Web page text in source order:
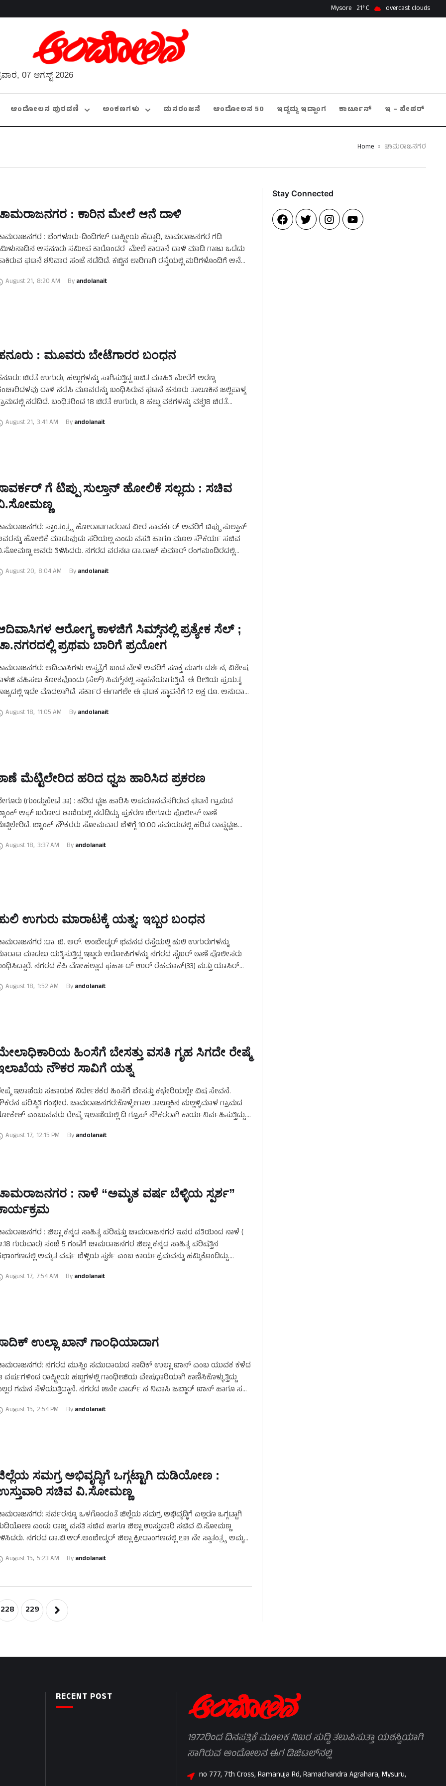
Mysore 21 overcast clouds
07 ಆಗಸ್ಟ್ 2026
ಆಂದೋಲನ ಪುರವಣಿ ಅಂಕಣಗಳು ಮನರಂಜನೆ ಆಂದೋಲನ 50 ಇದ್ದದ್ದು ಇದ್ಹಾಂಗ ಕಾರ್ಟೂನ್ ಇ – ಪೇಪರ್
Home ಚಾಮರಾಜನಗರ
: ಕಾರಿನ ಮೇಲೆ ಆನೆ ದಾಳಿ
: ಬೆಂಗಳೂರು-ದಿಂಡಿಗಲ್ ರಾಷ್ಟ್ರೀಯ ಹೆದ್ದಾರಿ, ಚಾಮರಾಜನಗರ ಗಡಿ
ಆಸನೂರು ಸಮೀಪ ಕಾರೊಂದರ ಮೇಲೆ ಕಾಡಾನೆ ದಾಳಿ ಮಾಡಿ ಗಾಜು ಒಡೆದು
ಘಟನೆ ಶನಿವಾರ ಸಂಜೆ ನಡೆದಿದೆ. ಕಬ್ಬಿನ ಲಾರಿಗಾಗಿ ರಸ್ತೆಯಲ್ಲಿ ಮರಿಗಳೊಂದಿಗೆ ಆನೆ
August 21, 8:20 AM By andolanait
: ಮೂವರು ಬೇಟೆಗಾರರ ಬಂಧನ
ಚಿರತೆ ಉಗುರು, ಹಲ್ಲುಗಳನ್ನು ಸಾಗಿಸುತ್ತಿದ್ದ ಖಚಿತ ಮಾಹಿತಿ ಮೇರೆಗೆ ಅರಣ್ಯ
ದಾಳಿ ನಡೆಸಿ ಮೂವರನ್ನು ಬಂಧಿಸಿರುವ ಘಟನೆ ಹನೂರು ತಾಲೂಕಿನ‌ ಜಲ್ಲಿಪಾಳ್ಯ
ನಡೆದಿದೆ. ಬಂಧಿತರಿಂದ 18 ಚಿರತೆ ಉಗುರು, 8 ಹಲ್ಲು ವಶಗಳನ್ನು ವಶ್ಪ18 ಚಿರತೆ
August 21, 3:41 AM By andolanait
ಗೆ ಟಿಪ್ಪು ಸುಲ್ತಾನ್ ಹೋಲಿಕೆ ಸಲ್ಲದು : ಸಚಿವ
ಸ್ವಾಂತಂತ್ರ್ಯ ಹೋರಾಟಗಾರರಾದ ವೀರ ಸಾವರ್ಕರ್ ಅವರಿಗೆ ಟಿಪ್ಪು ಸುಲ್ತಾನ್
ಹೋಲಿಕೆ ಮಾಡುವುದು ಸರಿಯಲ್ಲ ಎಂದು ವಸತಿ ಹಾಗೂ ಮೂಲ ಸೌಕರ್ಯ ಸಚಿವ
ಅವರು ತಿಳಿಸಿದರು. ನಗರದ ವರನಟ ಡಾ.ರಾಜ್ ಕುಮಾರ್ ರಂಗಮಂದಿರದಲ್ಲಿ
August 20, 8:04 AM By andolanait
ಆರೋಗ್ಯ ಕಾಳಜಿಗೆ ಸಿಮ್ಸ್​​ನಲ್ಲಿ ಪ್ರತ್ಯೇಕ ಸೆಲ್ ;
ಪ್ರಥಮ ಬಾರಿಗೆ ಪ್ರಯೋಗ
ಆದಿವಾಸಿಗಳು ಆಸ್ಪತ್ರೆಗೆ ಬಂದ ವೇಳೆ ಅವರಿಗೆ ಸೂಕ್ತ ಮಾರ್ಗದರ್ಶನ, ವಿಶೇಷ
ವಹಿಸಲು ಕೋಶವೊಂದು (ಸೆಲ್) ಸಿಮ್ಸ್​​ನಲ್ಲಿ ಸ್ಥಾಪನೆಯಾಗುತ್ತಿದೆ. ಈ‌ ರೀತಿಯ ಪ್ರಯತ್ನ
ಇದೇ ಮೊದಲಾಗಿದೆ. ಸರ್ಕಾರ ಈಗಾಗಲೇ ಈ ಘಟಕ ಸ್ಥಾಪನೆಗೆ 12 ಲಕ್ಷ ರೂ. ಅನುದಾನ
August 18, 11:05 AM By andolanait
ಮೆಟ್ಟಿಲೇರಿದ ಹರಿದ ಧ್ವಜ ಹಾರಿಸಿದ ಪ್ರಕರಣ
(ಗುಂಡ್ಲುಪೇಟೆ ತಾ) : ಹರಿದ ಧ್ವಜ ಹಾರಿಸಿ ಅಪಮಾನವೆಸಗಿರುವ ಘಟನೆ ಗ್ರಾಮದ
ಆಫ್ ಬರೋಡ ಶಾಖೆಯಲ್ಲಿ ನಡೆದಿದ್ದು, ಪ್ರಕರಣ ಬೇಗೂರು ಪೊಲೀಸ್ ಠಾಣೆ
ಬ್ಯಾಂಕ್ ನೌಕರರು ಸೋಮವಾರ ಬೆಳಿಗ್ಗೆ 10:00 ಸಮಯದಲ್ಲಿ ಹರಿದ ರಾಷ್ಟ್ರಧ್ವಜ
August 18, 3:37 AM By andolanait
ಉಗುರು ಮಾರಾಟಕ್ಕೆ ಯತ್ನ; ಇಬ್ಬರ ಬಂಧನ
:ಡಾ. ಬಿ. ಆರ್. ಅಂಬೇಡ್ಕರ್ ಭವನದ ರಸ್ತೆಯಲ್ಲಿ ಹುಲಿ ಉಗುರುಗಳನ್ನು
ಮಾಡಲು ಯತ್ನಿಸುತ್ತಿದ್ದ ಇಬ್ಬರು ಆರೋಪಿಗಳನ್ನು ನಗರದ ಸೈಬರ್ ಠಾಣೆ ಪೊಲೀಸರು
ನಗರದ ಕೆಪಿ ಮೋಹಲ್ಲಾದ ಫರ್ಹಾದ್ ಉರ್ ರೆಹಮಾನ್(33) ಮತ್ತು ಯಾಸಿರ್
August 18, 1:52 AM By andolanait
ಹಿಂಸೆಗೆ ಬೇಸತ್ತು ವಸತಿ ಗೃಹ ಸಿಗದೇ ರೇಷ್ಮೆ
ನೌಕರ ಸಾವಿಗೆ ಯತ್ನ
ಇಲಾಖೆಯ ಸಹಾಯಕ ನಿರ್ದೇಶಕರ ಹಿಂಸೆಗೆ ಬೇಸತ್ತು ಕಛೇರಿಯಲ್ಲೇ ವಿಷ ಸೇವನೆ.
ಪರಿಸ್ಥಿತಿ ಗಂಭೀರ. ಚಾಮರಾಜನಗರ:ಕೊಳ್ಳೇಗಾಲ ತಾಲ್ಲೂಕಿನ ಮಲ್ಲಳ್ಳಿಮಾಳ ಗ್ರಾಮದ
ಎಂಬುವವರು ರೇಷ್ಮೆ ಇಲಾಖೆಯಲ್ಲಿ ಡಿ ಗ್ರೂಪ್ ನೌಕರರಾಗಿ ಕಾರ್ಯನಿರ್ವಹಿಸುತ್ತಿದ್ದು.
August 17, 12:15 PM By andolanait
: ನಾಳೆ “ಅಮೃತ ವರ್ಷ ಬೆಳ್ಳಿಯ ಸ್ಪರ್ಶ”
: ಜಿಲ್ಲಾ ಕನ್ನಡ ಸಾಹಿತ್ಯ ಪರಿಷತ್ತು ಚಾಮರಾಜನಗರ ಇವರ ವತಿಯಿಂದ ನಾಳೆ (
ಗುರುವಾರ) ಸಂಜೆ 5 ಗಂಟೆಗೆ ಚಾಮರಾಜನಗರ ಜಿಲ್ಲಾ ಕನ್ನಡ ಸಾಹಿತ್ಯ ಪರಿಷತ್ತಿನ
ಅಮೃತ ವರ್ಷ ಬೆಳ್ಳಿಯ ಸ್ಪರ್ಶ ಎಂಬ ಕಾರ್ಯಕ್ರಮವನ್ನು ಹಮ್ಮಿಕೊಂಡಿದ್ದು.
August 17, 7:54 AM By andolanait
ಉಲ್ಲಾ ಖಾನ್ ಗಾಂಧಿಯಾದಾಗ
ನಗರದ ಮುಸ್ಲಿಂ ಸಮುದಾಯದ ಸಾದಿಕ್ ಉಲ್ಲಾ ಖಾನ್ ಎಂಬ ಯುವಕ ಕಳೆದ
ವರ್ಷಗಳಿಂದ ರಾಷ್ಟ್ರೀಯ ಹಬ್ಬಗಳಲ್ಲಿ ಗಾಂಧೀಜಿಯ ವೇಷಧಾರಿಯಾಗಿ ಕಾಣಿಸಿಕೊಳ್ಳುತ್ತಿದ್ದು
ಗಮನ ಸೆಳೆಯುತ್ತಿದ್ದಾನೆ. ನಗರದ ೫ನೇ ವಾರ್ಡ್ ನ ನಿವಾಸಿ ಜಬ್ಬಾರ್ ಖಾನ್ ಹಾಗೂ ಸಲ್ಮಾ
August 15, 2:54 PM By andolanait
ಸಮಗ್ರ ಅಭಿವೃದ್ಧಿಗೆ ಒಗ್ಗಟ್ಟಾಗಿ ದುಡಿಯೋಣ :
ಸಚಿವ ವಿ‌.ಸೋಮಣ್ಣ
ಸರ್ವರನ್ನೂ ಒಳಗೊಂಡಂತೆ ಜಿಲ್ಲೆಯ ಸಮಗ್ರ ಅಭಿವೃದ್ಧಿಗೆ ಎಲ್ಲರೂ ಒಗ್ಗಟ್ಟಾಗಿ
ಎಂದು ರಾಜ್ಯ ವಸತಿ ಸಚಿವ ಹಾಗೂ ಜಿಲ್ಲಾ ಉಸ್ತುವಾರಿ ಸಚಿವ ವಿ‌.ಸೋಮಣ್ಣ
ನಗರದ ಡಾ.ಬಿ.ಆರ್.ಅಂಬೇಡ್ಕರ್ ಜಿಲ್ಲಾ ಕ್ರೀಡಾಂಗಣದಲ್ಲಿ ೭೫ ನೇ ಸ್ವಾತಂತ್ರ್ಯ ಅಮೃತ
August 15, 5:23 AM By andolanait
228 229
Stay Connected​
RECENT POST
1972ರಿಂದ ದಿನಪತ್ರಿಕೆ ಮೂಲಕ ನಿಖರ ಸುದ್ದಿ ತಲುಪಿಸುತ್ತಾ ಯಶಸ್ವಿಯಾಗಿ
ಸಾಗಿರುವ ಆಂದೋಲನ ಈಗ ಡಿಜಿಟಲ್‌ನಲ್ಲಿ
no 777, 7th Cross, Ramanuja Rd, Ramachandra Agrahara, Mysuru,